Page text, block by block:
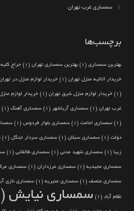
سمساری غرب تهران
برچسب‌ها
بهترین سمساری (1) بهترین سمساری تهران (1) حراج
خریدار اثاثیه منزل تهران (1) خریدار لوازم منزل در
(1) خریدار لوازم منزل شرق تهران (1) خریدار لوازم
غرب تهران (1) سمساری آریاشهر (1) سمساری آهنگ (1)
(1) سمساری امامت (1) سمساری بلوار فردوس (1)
دولت (1) سمساری سبلان (1) سمساری سردار جنگل (1)
زیبا (1) سمساری شهید مدنی (1) سمساری طالقانی (1)
سمساری مجیدیه (1) سمساری مرزداران (1) سمساری
سمساری منصف (1) سمساری منیریه (1) سمساری نازی
نظام آباد (1) سمساری نیایش (2)